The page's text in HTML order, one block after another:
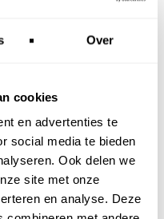
Over
cookies
en advertenties te
social media te bieden
Ook delen we
site met onze
en analyse. Deze
van de authentieke
om je heen. Wanneer je als
vinden tussen ontvangen en
en het bieden van
stroming van de
verzacht je het
ego weer dienstbaar aan je